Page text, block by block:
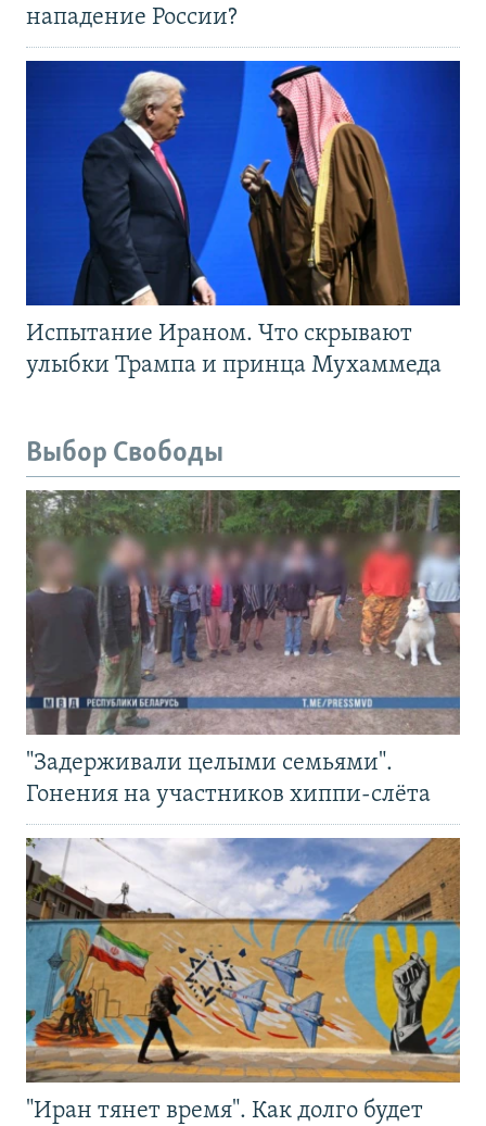
нападение России?
Испытание Ираном. Что скрывают
улыбки Трампа и принца Мухаммеда
Выбор Свободы
"Задерживали целыми семьями".
Гонения на участников хиппи-слёта
"Иран тянет время". Как долго будет